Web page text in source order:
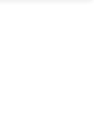
Kelebihannya